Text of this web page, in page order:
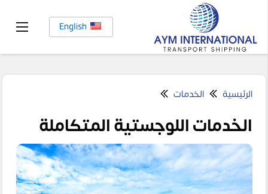
الرئيسية الخدمات
الخدمات اللوجستية المتكاملة